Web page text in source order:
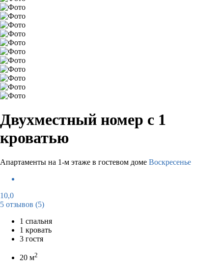
Двухместный номер с 1
кроватью
Апартаменты на 1-м этаже в гостевом доме Воскресенье
10,0
5 отзывов (5)
1 спальня
1 кровать
3 гостя
20 м2